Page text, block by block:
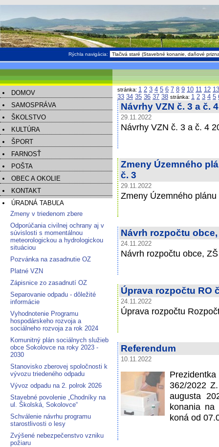
Rýchla navigácia:
DOMOV
SAMOSPRÁVA
ŠKOLSTVO
KULTÚRA
ŠPORT
FARNOSŤ
POŠTA
OBEC A OKOLIE
KONTAKT
ÚRADNÁ TABUĽA
Zmeny v triedenom zbere
Odporúčania civilnej ochrany aj v
súvislosti s momentálnou
meteorologickou a hydrologickou
situáciou
Pozvánka na zasadnutie OZ
Platné VZN
Zápisnice zo zasadnutí OZ
Separovanie odpadu - dôležité
informácie
Vyhodnotenie Programu
hospodárskeho rozvoja a
sociálneho rozvoja za rok 2024
Komunitný plán sociálnych služieb
obce Sokolovce na roky 2023 -
2030
Stanovisko zberovej spoločnosti k
vývozu triedeného odpadu
Vývoz odpadu na 2. polrok 2026
Stavebné povolenie „Chodníky na
ul. Školská, Sokolovce“
Schválenie návrhu programu
starostlivosti o lesy
Zvýšené nebezpečenstvo vzniku
požiaru
stránka: 1 2 3 4 5 6 7 8 9 10 11 12 13
33 34 35 36 37 38
Návrhy VZN č. 3 a č.
29.11.2022
Návrhy VZN č. 3 a č. 4
Zmeny Územného
č. 3
29.11.2022
Zmeny Územného
Návrh rozpočtu obce,
24.11.2022
Návrh rozpočtu obce,
Úprava rozpočtu RO
24.11.2022
Úprava rozpočtu
Referendum
10.11.2022
362/2022
augusta
konania na
koná od
stránka: 1 2 3 4 5